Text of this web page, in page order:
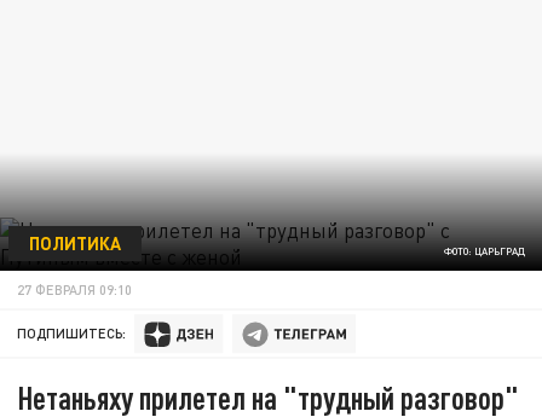
ФОТО: ЦАРЬГРАД
ПОЛИТИКА
27 ФЕВРАЛЯ 09:10
ПОДПИШИТЕСЬ:
Нетаньяху прилетел на "трудный разговор"